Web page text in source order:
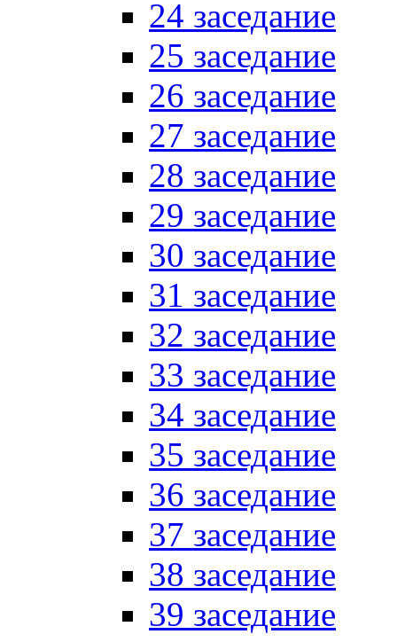
24 заседание
25 заседание
26 заседание
27 заседание
28 заседание
29 заседание
30 заседание
31 заседание
32 заседание
33 заседание
34 заседание
35 заседание
36 заседание
37 заседание
38 заседание
39 заседание